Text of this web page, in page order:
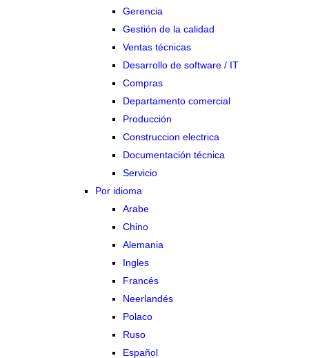
Gerencia
Gestión de la calidad
Ventas técnicas
Desarrollo de software / IT
Compras
Departamento comercial
Producción
Construccion electrica
Documentación técnica
Servicio
Por idioma
Arabe
Chino
Alemania
Ingles
Francés
Neerlandés
Polaco
Ruso
Español